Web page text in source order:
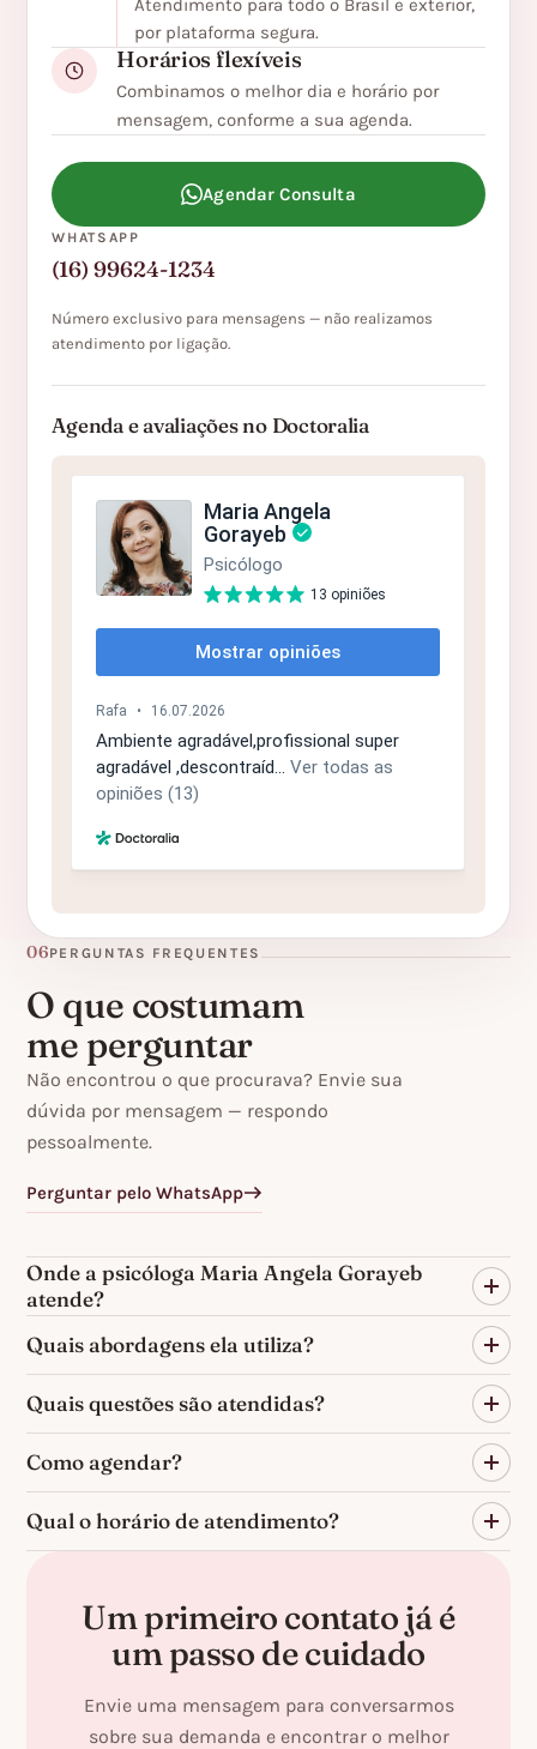
por plataforma segura.
Horários flexíveis
Combinamos o melhor dia e horário por
mensagem, conforme a sua agenda.
Agendar Consulta
WHATSAPP
(16) 99624-1234
Número exclusivo para mensagens — não realizamos
atendimento por ligação.
Agenda e avaliações no Doctoralia
06PERGUNTAS FREQUENTES
O que costumam
me perguntar
Não encontrou o que procurava? Envie sua
dúvida por mensagem — respondo
pessoalmente.
Perguntar pelo WhatsApp
Onde a psicóloga Maria Angela Gorayeb
atende?
Quais abordagens ela utiliza?
Quais questões são atendidas?
Como agendar?
Qual o horário de atendimento?
Um primeiro contato já é
um passo de cuidado
Envie uma mensagem para conversarmos
sobre sua demanda e encontrar o melhor